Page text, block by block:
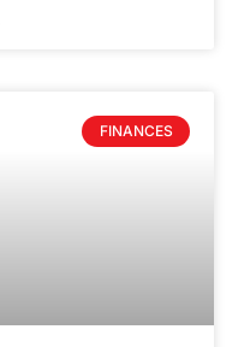
FINANCES